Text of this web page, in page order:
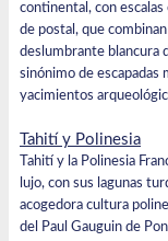
continental, con
de postal, que
deslumbrante blancura
sinónimo de escapadas
yacimientos
Tahití y Polinesia
Tahití y la Polinesia
lujo, con sus lagunas
acogedora cultura
del
Paul Gauguin de